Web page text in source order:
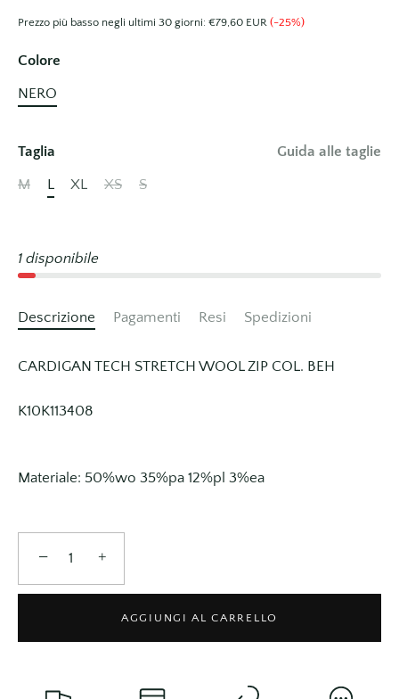
Prezzo più basso negli ultimi 30 giorni: €79,60 EUR (-25%)
Colore
NERO
Taglia Guida alle taglie
M L XL XS S
1 disponibile
Descrizione Pagamenti Resi Spedizioni
CARDIGAN TECH STRETCH WOOL ZIP COL. BEH
K10K113408
Materiale: 50%wo 35%pa 12%pl 3%ea
− +
AGGIUNGI AL CARRELLO